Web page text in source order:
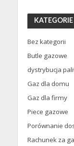
KATEGORIE
Bez kategorii
Butle gazowe
dystrybucja
Gaz dla domu
Gaz dla firmy
Piece gazowe
Porównanie
Rachunek za